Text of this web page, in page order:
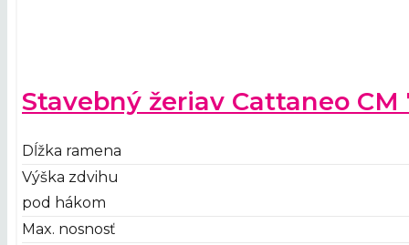
Stavebný žeriav Cattaneo CM
Dĺžka ramena
Výška zdvihu
pod hákom
Max. nosnosť